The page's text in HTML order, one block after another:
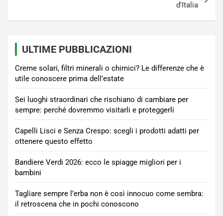
d'Italia
ULTIME PUBBLICAZIONI
Creme solari, filtri minerali o chimici? Le differenze che è
utile conoscere prima dell’estate
Sei luoghi straordinari che rischiano di cambiare per
sempre: perché dovremmo visitarli e proteggerli
Capelli Lisci e Senza Crespo: scegli i prodotti adatti per
ottenere questo effetto
Bandiere Verdi 2026: ecco le spiagge migliori per i
bambini
Tagliare sempre l’erba non è così innocuo come sembra:
il retroscena che in pochi conoscono